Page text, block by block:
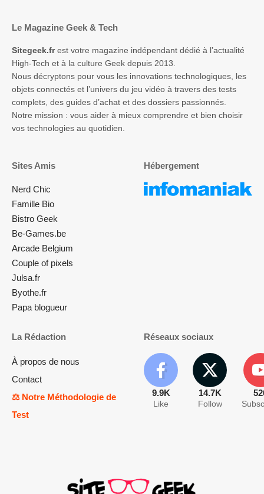
Le Magazine Geek & Tech
Sitegeek.frest votre magazine indépendant dédié à l’actualité
High-Tech et à la culture Geek depuis 2013.
Nous décryptons pour vous les innovations technologiques, les
objets connectés et l’univers du jeu vidéo à travers des tests
complets, des guides d’achat et des dossiers passionnés.
Notre mission : vous aider à mieux comprendre et bien choisir
vos technologies au quotidien.
Sites Amis
Nerd Chic
Famille Bio
Bistro Geek
Be-Games.be
Arcade Belgium
Couple of pixels
Julsa.fr
Byothe.fr
Papa blogueur
Hébergement
La Rédaction
À propos de nous
Contact
⚖️ Notre Méthodologie de
Test
Réseaux sociaux
9.9K
Like
14.7K
Follow